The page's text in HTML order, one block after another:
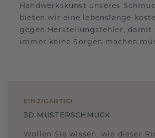
Handwerkskunst unseres
bieten wir eine lebenslange
gegen Herstellungsfehler, damit
immer keine Sorgen machen
EINZIGARTIG !
3D MUSTERSCHMUCK
Wollen Sie wissen, wie dieser